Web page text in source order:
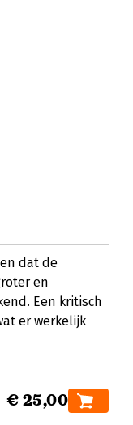
dat de
en
Een kritisch
er werkelijk
€ 25,00